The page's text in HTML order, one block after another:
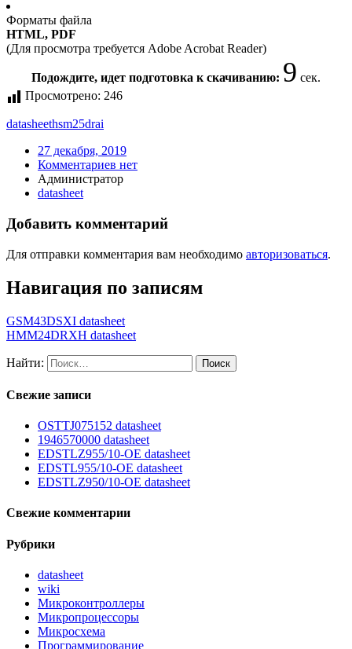
Форматы файла
HTML, PDF
(Для просмотра требуется Adobe Acrobat Reader)
Подождите, идет подготовка к скачиванию: 9 сек.
Просмотрено: 246
datasheethsm25drai
27 декабря, 2019
Комментариев нет
Администратор
datasheet
Добавить комментарий
Для отправки комментария вам необходимо авторизоваться.
Навигация по записям
GSM43DSXI datasheet
HMM24DRXH datasheet
Найти:
Свежие записи
OSTTJ075152 datasheet
1946570000 datasheet
EDSTLZ955/10-OE datasheet
EDSTL955/10-OE datasheet
EDSTLZ950/10-OE datasheet
Свежие комментарии
Рубрики
datasheet
wiki
Микроконтроллеры
Микропроцессоры
Микросхема
Программирование